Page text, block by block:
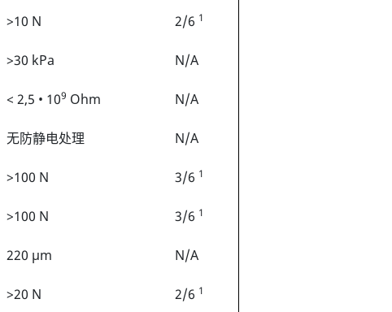
>10 N 2/6 1
>30 kPa N/A
< 2,5 • 109 Ohm N/A
无防静电处理 N/A
>100 N 3/6 1
>100 N 3/6 1
220 µm N/A
>20 N 2/6 1